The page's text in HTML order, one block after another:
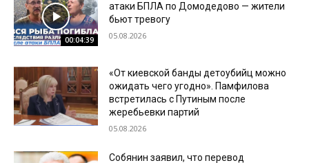
00:04:39
атаки БПЛА по Домодедово — жители
бьют тревогу
05.08.2026
«От киевской банды детоубийц можно
ожидать чего угодно». Памфилова
встретилась с Путиным после
жеребьевки партий
05.08.2026
Собянин заявил, что перевод